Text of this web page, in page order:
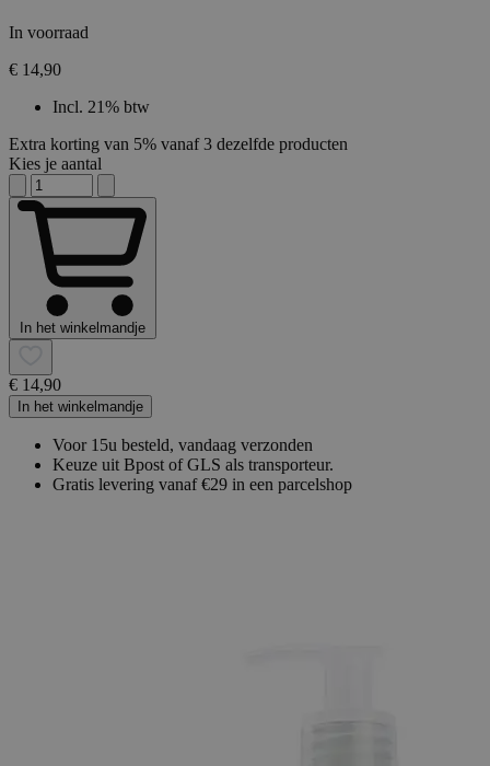
In voorraad
€ 14,90
Incl. 21% btw
Extra korting van 5% vanaf 3 dezelfde producten
Kies je aantal
In het winkelmandje
€ 14,90
In het winkelmandje
Voor 15u besteld, vandaag verzonden
Keuze uit Bpost of GLS als transporteur.
Gratis levering vanaf €29 in een parcelshop